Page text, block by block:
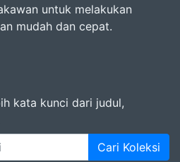
untuk melakukan
mudah dan cepat.
kata kunci dari judul,
Cari Koleksi